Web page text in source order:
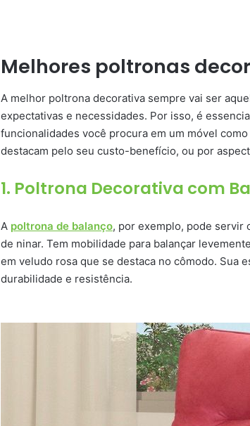
Melhores poltronas
A melhor poltrona decorativa sempre vai ser
expectativas e necessidades. Por isso, é
funcionalidades você procura em um móvel
destacam pelo seu custo-benefício, ou por
1. Poltrona Decorativa com
A poltrona de balanço, por exemplo, pode servir
de ninar. Tem mobilidade para balançar
em veludo rosa que se destaca no cômodo. Sua
durabilidade e resistência.